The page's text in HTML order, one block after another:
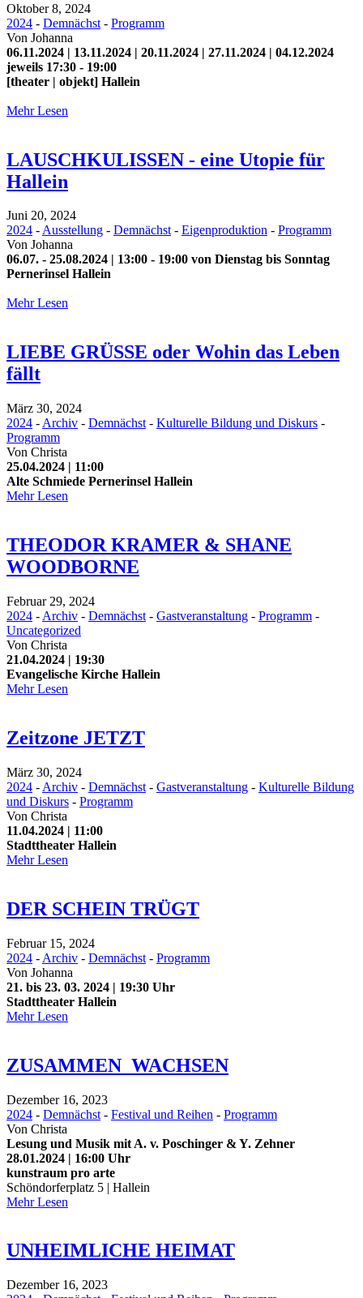
Oktober 8, 2024
2024 - Demnächst - Programm
Von Johanna
06.11.2024 | 13.11.2024 | 20.11.2024 | 27.11.2024 | 04.12.2024
jeweils 17:30 - 19:00
[theater | objekt] Hallein
Mehr Lesen
LAUSCHKULISSEN - eine Utopie für
Hallein
Juni 20, 2024
2024 -Ausstellung - Demnächst- Eigenproduktion - Programm
Von Johanna
06.07. - 25.08.2024 | 13:00 - 19:00 von Dienstag bis Sonntag
Pernerinsel Hallein
Mehr Lesen
LIEBE GRÜSSE oder Wohin das Leben
fällt
März 30, 2024
2024 - Archiv - Demnächst - Kulturelle Bildung und Diskurs -
Programm
Von Christa
25.04.2024 | 11:00
Alte Schmiede Pernerinsel Hallein
Mehr Lesen
THEODOR KRAMER & SHANE
WOODBORNE
Februar 29, 2024
2024 - Archiv - Demnächst - Gastveranstaltung - Programm -
Uncategorized
Von Christa
21.04.2024 | 19:30
Evangelische Kirche Hallein
Mehr Lesen
Zeitzone JETZT
März 30, 2024
2024 - Archiv - Demnächst - Gastveranstaltung - Kulturelle Bildung
und Diskurs - Programm
Von Christa
11.04.2024 | 11:00
Stadttheater Hallein
Mehr Lesen
DER SCHEIN TRÜGT
Februar 15, 2024
2024 - Archiv - Demnächst - Programm
Von Johanna
21. bis 23. 03. 2024 | 19:30 Uhr
Stadttheater Hallein
Mehr Lesen
ZUSAMMEN_WACHSEN
Dezember 16, 2023
2024 - Demnächst - Festival und Reihen - Programm
Von Christa
Lesung und Musik mit A. v. Poschinger & Y. Zehner
28.01.2024 | 16:00 Uhr
kunstraum pro arte
Schöndorferplatz 5 | Hallein
Mehr Lesen
UNHEIMLICHE HEIMAT
Dezember 16, 2023